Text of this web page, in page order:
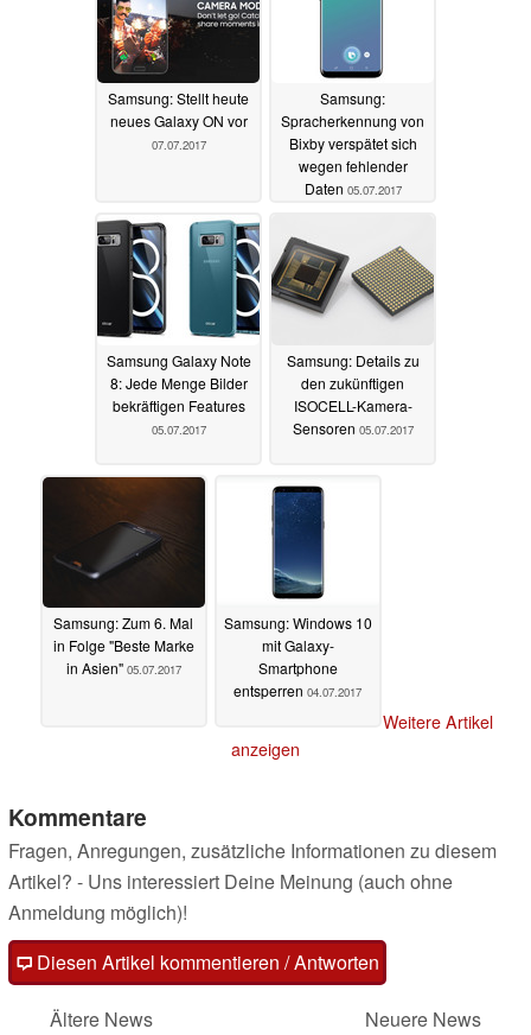
Samsung: Stellt heute
neues Galaxy ON vor
07.07.2017
Samsung:
Spracherkennung von
Bixby verspätet sich
wegen fehlender
Daten 05.07.2017
Samsung Galaxy Note
8: Jede Menge Bilder
bekräftigen Features
05.07.2017
Samsung: Details zu
den zukünftigen
ISOCELL-Kamera-
Sensoren 05.07.2017
Samsung: Zum 6. Mal
in Folge "Beste Marke
in Asien" 05.07.2017
Samsung: Windows 10
mit Galaxy-
Smartphone
entsperren 04.07.2017
Weitere Artikel
anzeigen
Kommentare
Fragen, Anregungen, zusätzliche Informationen zu diesem
Artikel? - Uns interessiert Deine Meinung (auch ohne
Anmeldung möglich)!
Diesen Artikel kommentieren / Antworten
Ältere News
Neuere News